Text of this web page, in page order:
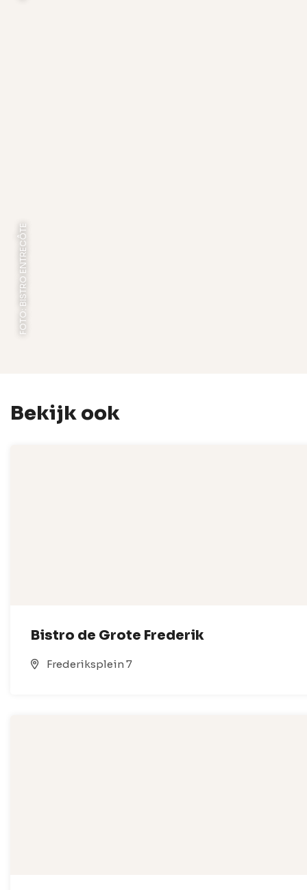
FOTO: BISTRO ENTRECÔTE
Bekijk ook
Bistro de Grote Frederik
Frederiksplein 7